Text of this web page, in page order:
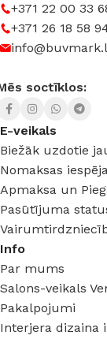
+371 22 00 33
+371 26 18 58
soctīklos:
E-veikals
Biežāk uzdotie
Nomaksas
Apmaksa un
Pasūtījuma
Info
Par mums
Salons-veikals
Pakalpojumi
Interjera dizaina